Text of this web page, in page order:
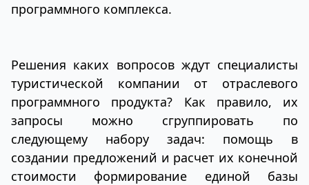
программного комплекса.
Решения каких вопросов ждут специалисты
туристической компании от отраслевого
программного продукта? Как правило, их
запросы можно сгруппировать по
следующему набору задач: помощь в
создании предложений и расчет их конечной
стоимости формирование единой базы